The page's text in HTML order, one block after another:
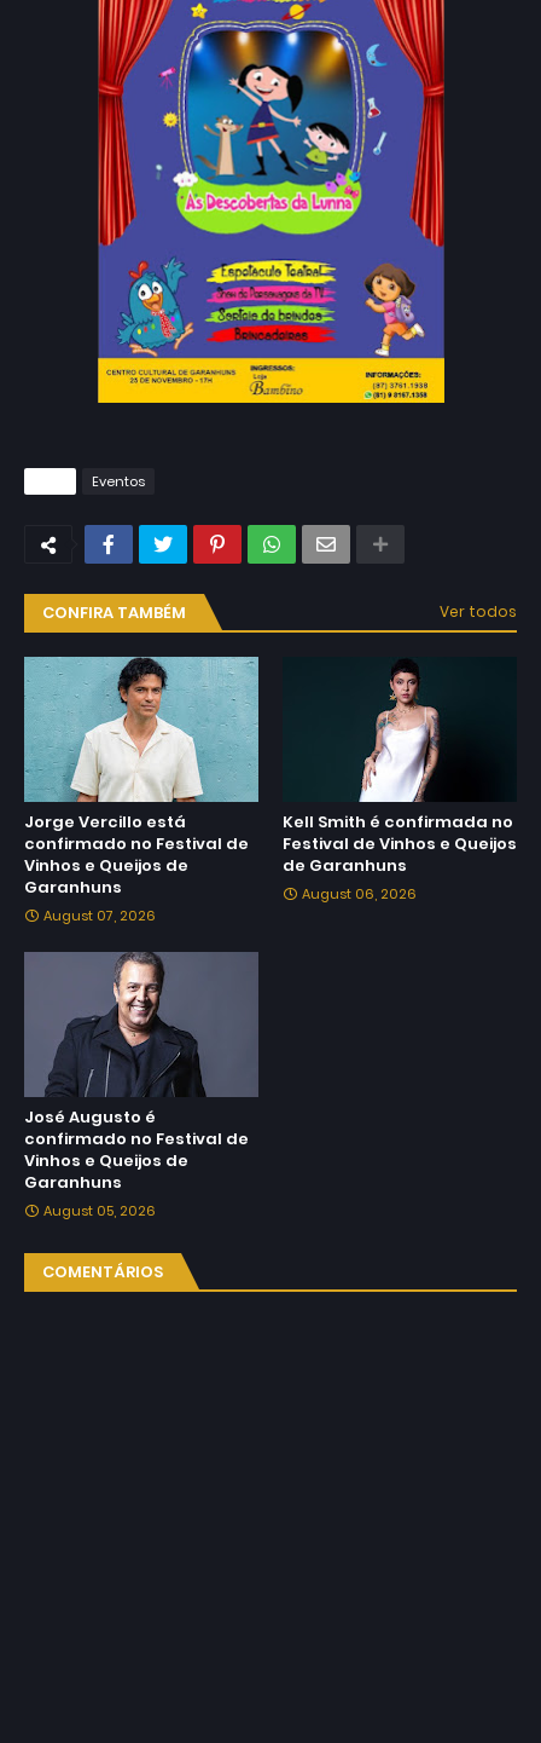
Eventos
CONFIRA TAMBÉM Ver todos
Jorge Vercillo está
confirmado no Festival de
Vinhos e Queijos de
Garanhuns
August 07, 2026
Kell Smith é confirmada no
Festival de Vinhos e Queijos
de Garanhuns
August 06, 2026
José Augusto é
confirmado no Festival de
Vinhos e Queijos de
Garanhuns
August 05, 2026
COMENTÁRIOS